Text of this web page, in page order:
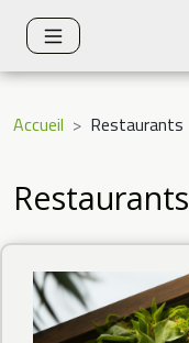
Accueil Restaurants
Restaurants